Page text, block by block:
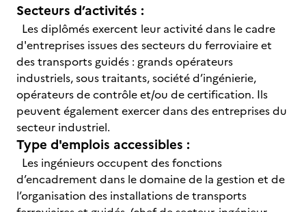
Secteurs d’activités :
Les diplômés exercent leur activité dans le cadre
d'entreprises issues des secteurs du ferroviaire et
des transports guidés : grands opérateurs
industriels, sous traitants, société d’ingénierie,
opérateurs de contrôle et/ou de certification. Ils
peuvent également exercer dans des entreprises du
secteur industriel.
Type d'emplois accessibles :
Les ingénieurs occupent des fonctions
d’encadrement dans le domaine de la gestion et de
l’organisation des installations de transports